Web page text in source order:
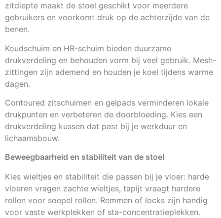
zitdiepte maakt de stoel geschikt voor meerdere
gebruikers en voorkomt druk op de achterzijde van de
benen.
Koudschuim en HR-schuim bieden duurzame
drukverdeling en behouden vorm bij veel gebruik. Mesh-
zittingen zijn ademend en houden je koel tijdens warme
dagen.
Contoured zitschuimen en gelpads verminderen lokale
drukpunten en verbeteren de doorbloeding. Kies een
drukverdeling kussen dat past bij je werkduur en
lichaamsbouw.
Beweegbaarheid en stabiliteit van de stoel
Kies wieltjes en stabiliteit die passen bij je vloer: harde
vloeren vragen zachte wieltjes, tapijt vraagt hardere
rollen voor soepel rollen. Remmen of locks zijn handig
voor vaste werkplekken of sta-concentratieplekken.